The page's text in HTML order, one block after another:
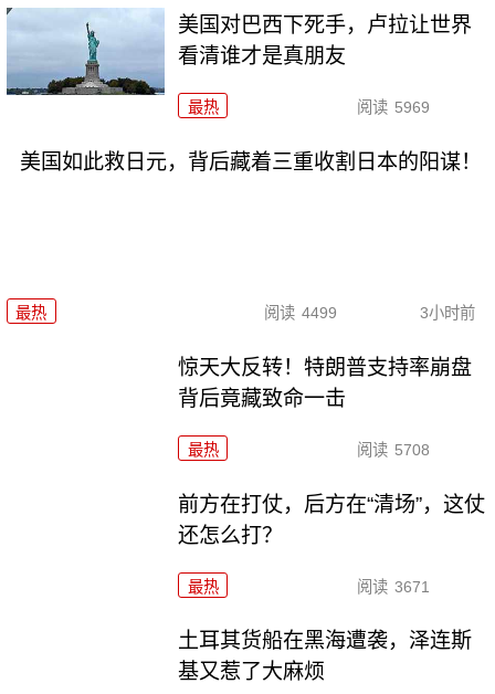
美国对巴西下死手，卢拉让世界
看清谁才是真朋友
最热 阅读 5969
美国如此救日元，背后藏着三重收割日本的阳谋！
最热 阅读 4499 3小时前
惊天大反转！特朗普支持率崩盘
背后竟藏致命一击
最热 阅读 5708
前方在打仗，后方在“清场”，这仗
还怎么打？
最热 阅读 3671
土耳其货船在黑海遭袭，泽连斯
基又惹了大麻烦